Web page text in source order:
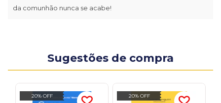
da comunhão nunca se acabe!
Sugestões de compra
20% OFF 20% OFF